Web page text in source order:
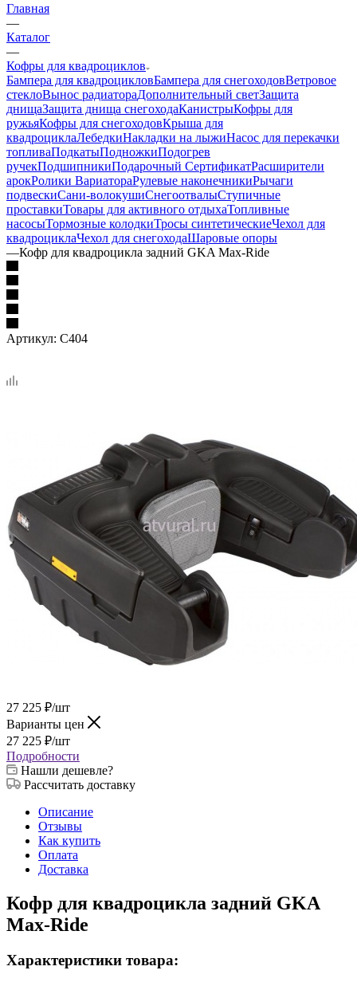
Главная
—
Каталог
—
Кофры для квадроциклов
Бампера для квадроцикловБампера для снегоходовВетровое
стеклоВынос радиатораДополнительный светЗащита
днищаЗащита днища снегоходаКанистрыКофры для
ружьяКофры для снегоходовКрыша для
квадроциклаЛебедкиНакладки на лыжиНасос для перекачки
топливаПодкатыПодножкиПодогрев
ручекПодшипникиПодарочный СертификатРасширители
арокРолики ВариатораРулевые наконечникиРычаги
подвескиСани-волокушиСнегоотвалыСтупичные
проставкиТовары для активного отдыхаТопливные
насосыТормозные колодкиТросы синтетическиеЧехол для
квадроциклаЧехол для снегоходаШаровые опоры
—Кофр для квадроцикла задний GKA Max-Ride
Артикул: C404
27 225 ₽/шт
Варианты цен
27 225 ₽/шт
Подробности
Нашли дешевле?
Рассчитать доставку
Описание
Отзывы
Как купить
Оплата
Доставка
Кофр для квадроцикла задний GKA
Max-Ride
Характеристики товара: